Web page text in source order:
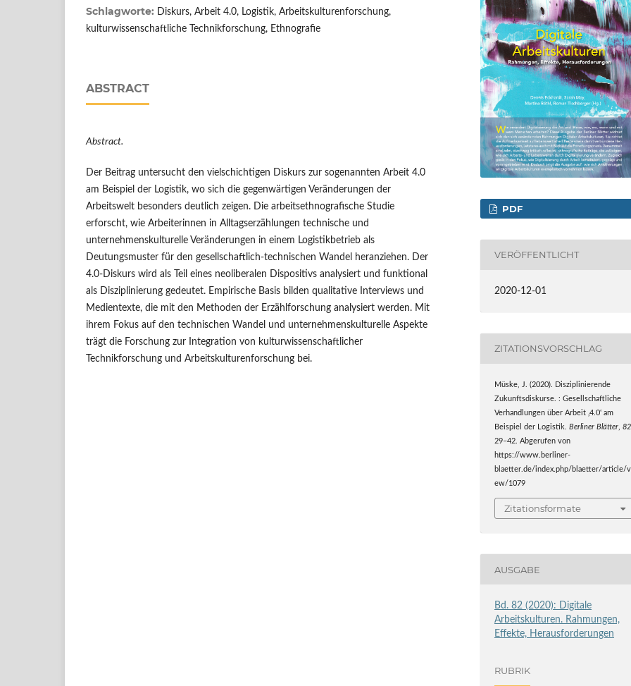
Schlagworte: Diskurs, Arbeit 4.0, Logistik, Arbeitskulturenforschung,
kulturwissenschaftliche Technikforschung, Ethnografie
ABSTRACT
Abstract.
Der Beitrag untersucht den vielschichtigen Diskurs zur sogenannten Arbeit 4.0
am Beispiel der Logistik, wo sich die gegenwärtigen Veränderungen der
Arbeitswelt besonders deutlich zeigen. Die arbeitsethnografische Studie
erforscht, wie Arbeiterinnen in Alltagserzählungen technische und
unternehmenskulturelle Veränderungen in einem Logistikbetrieb als
Deutungsmuster für den gesellschaftlich-technischen Wandel heranziehen. Der
4.0-Diskurs wird als Teil eines neoliberalen Dispositivs analysiert und funktional
als Disziplinierung gedeutet. Empirische Basis bilden qualitative Interviews und
Medientexte, die mit den Methoden der Erzählforschung analysiert werden. Mit
ihrem Fokus auf den technischen Wandel und unternehmenskulturelle Aspekte
trägt die Forschung zur Integration von kulturwissenschaftlicher
Technikforschung und Arbeitskulturenforschung bei.
PDF
VERÖFFENTLICHT
2020-12-01
ZITATIONSVORSCHLAG
Müske, J. (2020). Disziplinierende
Zukunftsdiskurse. : Gesellschaftliche
Verhandlungen über Arbeit ‚4.0‘ am
Beispiel der Logistik.Berliner Blätter ,82
29–42. Abgerufen von
https://www.berliner-
blaetter.de/index.php/blaetter/article/
ew/1079
Zitationsformate
AUSGABE
Bd. 82 (2020): Digitale
Arbeitskulturen. Rahmungen,
Effekte, Herausforderungen
RUBRIK